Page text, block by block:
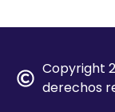
Copyright
derechos